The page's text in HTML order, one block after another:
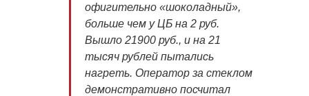
офигительно «шоколадный»,
больше чем у ЦБ на 2 руб.
Вышло 21900 руб., и на 21
тысяч рублей пытались
нагреть. Оператор за стеклом
демонстративно посчитал